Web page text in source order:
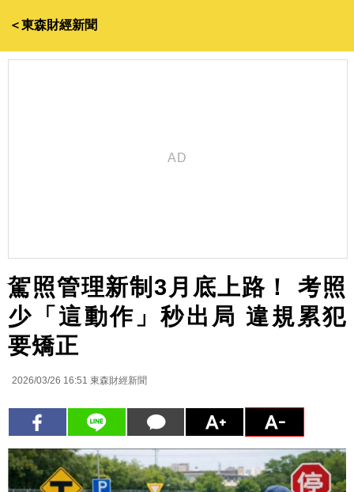
＜東森財經新聞
駕照管理新制3月底上路！ 考照
少「這動作」秒出局 違規累犯
要矯正
2026/03/26 16:51 東森財經新聞